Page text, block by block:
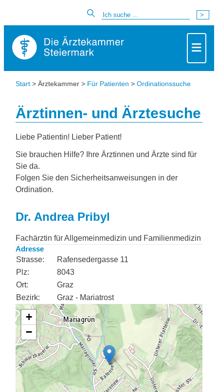
Start > Ärztekammer > Für Patienten > Ordinationssuche
Ärztinnen- und Ärztesuche
Liebe Patientin! Lieber Patient!
Sie brauchen Hilfe? Ihre Ärztinnen und Ärzte sind für
Sie da.
Folgen Sie den Sicherheitsanweisungen in der
Ordination.
Dr. Andrea Pribyl
Fachärztin für Allgemeinmedizin und Familienmedizin
Adresse
Strasse:
Rafensedergasse 11
Plz:
8043
Ort:
Graz
Bezirk:
Graz - Mariatrost